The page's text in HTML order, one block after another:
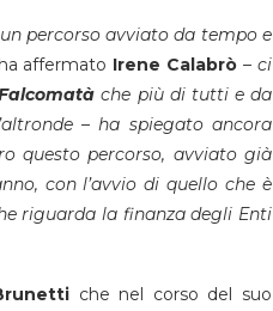
percorso avviato da tempo e
affermato Irene Calabrò – ci
che più di tutti e da
– ha spiegato ancora
questo percorso, avviato già
con l’avvio di quello che è
riguarda la finanza degli Enti
che nel corso del suo